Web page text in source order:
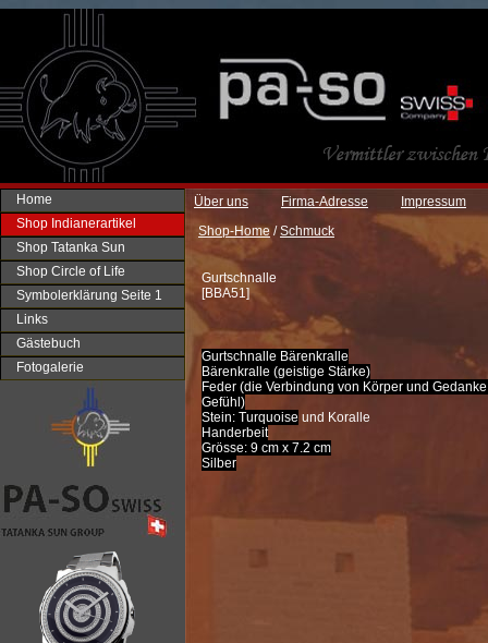
Home
Shop Indianerartikel
Shop Tatanka Sun
Shop Circle of Life
Symbolerklärung Seite 1
Links
Gästebuch
Fotogalerie
Über uns Firma-Adresse
Impressum
Shop-Home /Schmuck
Gurtschnalle
[BBA51]
Gurtschnalle Bärenkralle
Bärenkralle (geistige Stärke)
Feder (die Verbindung von Körper und
Gefühl)
Stein: Turquoise und Koralle
Handerbeit
Grösse: 9 cm x 7.2 cm
Silber